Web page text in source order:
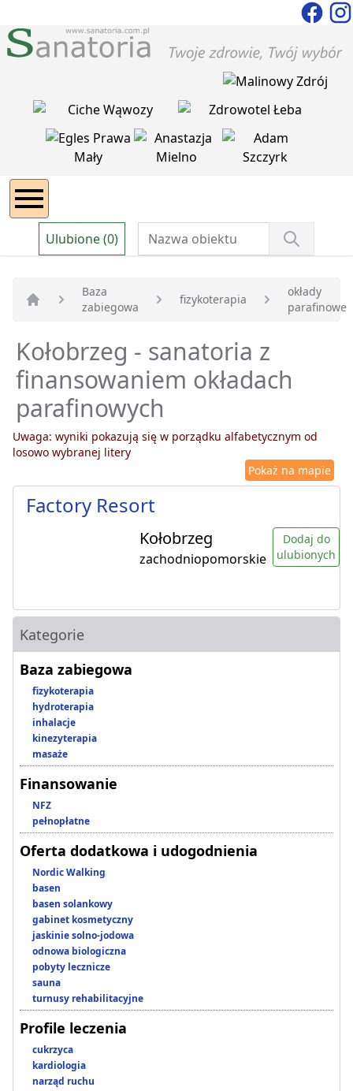
Ulubione (0)
Strona główna
Baza
zabiegowa
fizykoterapia
okłady
parafinowe
Kołobrzeg - sanatoria z
finansowaniem okładach
parafinowych
Uwaga: wyniki pokazują się w porządku alfabetycznym od
losowo wybranej litery
Pokaż na mapie
Factory Resort
Kołobrzeg
zachodniopomorskie
Dodaj do
ulubionych
Kategorie
Baza zabiegowa
fizykoterapia
hydroterapia
inhalacje
kinezyterapia
masaże
Finansowanie
NFZ
pełnopłatne
Oferta dodatkowa i udogodnienia
Nordic Walking
basen
basen solankowy
gabinet kosmetyczny
jaskinie solno-jodowa
odnowa biologiczna
pobyty lecznicze
sauna
turnusy rehabilitacyjne
Profile leczenia
cukrzyca
kardiologia
narząd ruchu